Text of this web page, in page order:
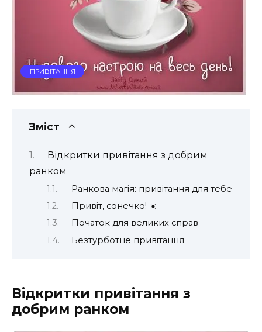
ПРИВІТАННЯ
Зміст
Відкритки привітання з добрим
ранком
Ранкова магія: привітання для тебе
Привіт, сонечко! ☀️
Початок для великих справ
Безтурботне привітання
Відкритки привітання з
добрим ранком